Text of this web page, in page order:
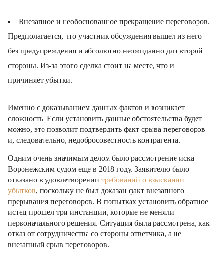
Внезапное и необоснованное прекращение переговоров.
Предполагается, что участник обсуждения вышел из него
без предупреждения и абсолютно неожиданно для второй
стороны. Из-за этого сделка стоит на месте, что и
причиняет убытки.
Именно с доказыванием данных фактов и возникает
сложность. Если установить данные обстоятельства будет
можно, это позволит подтвердить факт срыва переговоров
и, следовательно, недобросовестность контрагента.
Одним очень значимым делом было рассмотрение иска
Воронежским судом еще в 2018 году. Заявителю было
отказано в удовлетворении требований о взыскании
убытков, поскольку не был доказан факт внезапного
прерывания переговоров. В попытках установить обратное
истец прошел три инстанции, которые не меняли
первоначального решения. Ситуация была рассмотрена, как
отказ от сотрудничества со стороны ответчика, а не
внезапный срыв переговоров.